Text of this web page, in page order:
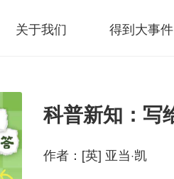
关于我们 得到大事件
作者： [英] 亚当·凯